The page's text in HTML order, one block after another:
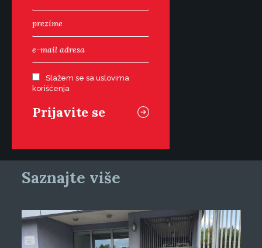
Slažem se sa uslovima
korišćenja
Saznajte više